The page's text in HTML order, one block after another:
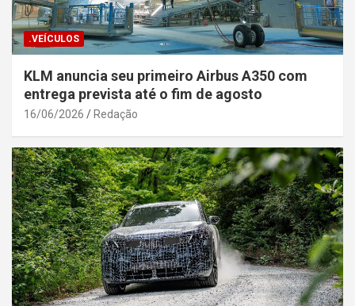
.VEÍCULOS
KLM anuncia seu primeiro Airbus A350 com
entrega prevista até o fim de agosto
16/06/2026 Redação